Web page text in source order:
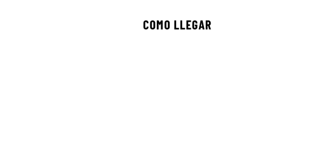
COMO LLEGAR